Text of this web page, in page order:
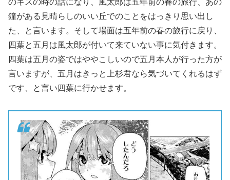
のキスの時の話になり、風太郎は五年前の春の旅行、あの
鐘がある見晴らしのいい丘でのことをはっきり思い出し
た、と言います。そして場面は五年前の春の旅行に戻り、
四葉と五月は風太郎が付いて来ていない事に気付きます。
四葉は五月の姿ではややこしいので五月本人が行った方が
言いますが、五月はきっと上杉君なら気づいてくれるはず
です、と言い四葉に行かせます。